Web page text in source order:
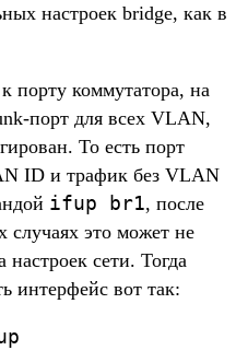
настроек bridge, как в
порту коммутатора, на
порт для всех VLAN,
То есть порт
ID и трафик без VLAN
ifup br1, после
случаях это может не
настроек сети. Тогда
интерфейс вот так: